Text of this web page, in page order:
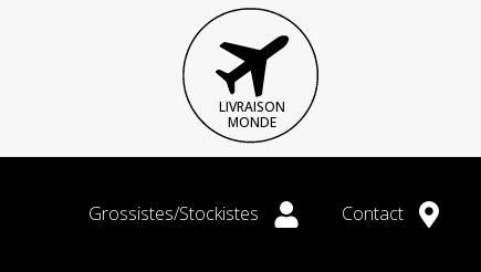
LIVRAISON
MONDE
Grossistes/Stockistes Contact